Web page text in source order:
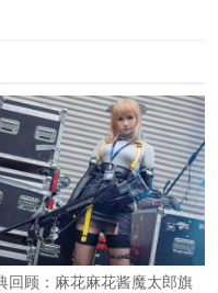
回顾：麻花麻花酱魔太郎旗